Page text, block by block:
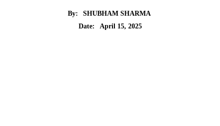
By:
SHUBHAM SHARMA
Date:
April 15, 2025